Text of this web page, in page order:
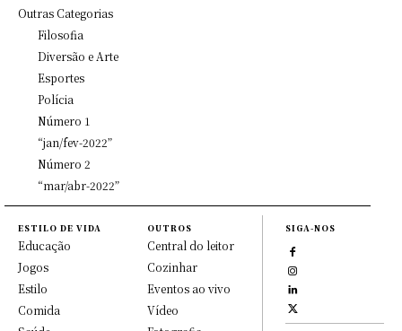
Outras Categorias
Filosofia
Diversão e Arte
Esportes
Polícia
Número 1
“jan/fev-2022”
Número 2
“mar/abr-2022”
ESTILO DE VIDA
Educação
Jogos
Estilo
Comida
OUTROS
Central do leitor
Cozinhar
Eventos ao vivo
Vídeo
SIGA-NOS